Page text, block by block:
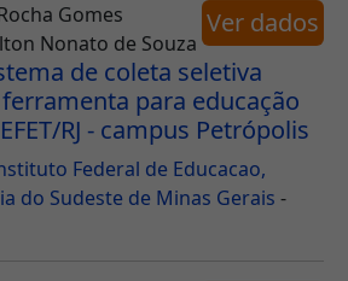
Gomes
Nonato de Souza
de coleta seletiva
para educação
RJ - campus Petrópolis
Federal de Educacao,
do Sudeste de Minas Gerais -
Ver dados